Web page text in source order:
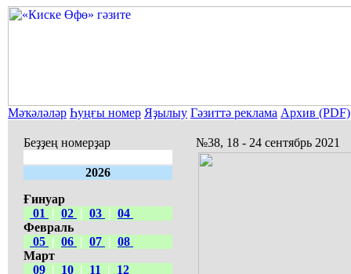
Мәҡәләләр Һуңғы номер Яҙылыу Гәзиттә реклама Архив (PDF)
Беҙҙең номерҙар
2026
Ғинуар
01
| 02 | 03 | 04
Февраль
05 | 06 | 07 | 08
Март
09 | 10 | 11 |
12
№38, 18 - 24 сентябрь 2021